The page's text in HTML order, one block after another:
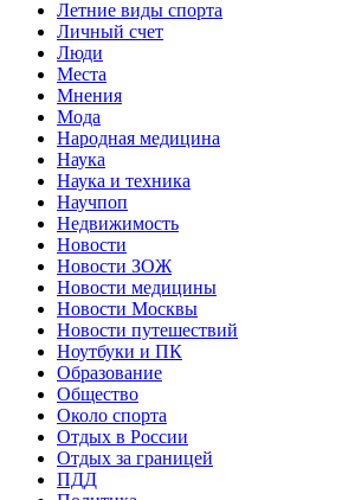
Летние виды спорта
Личный счет
Люди
Места
Мнения
Мода
Народная медицина
Наука
Наука и техника
Научпоп
Недвижимость
Новости
Новости ЗОЖ
Новости медицины
Новости Москвы
Новости путешествий
Ноутбуки и ПК
Образование
Общество
Около спорта
Отдых в России
Отдых за границей
ПДД